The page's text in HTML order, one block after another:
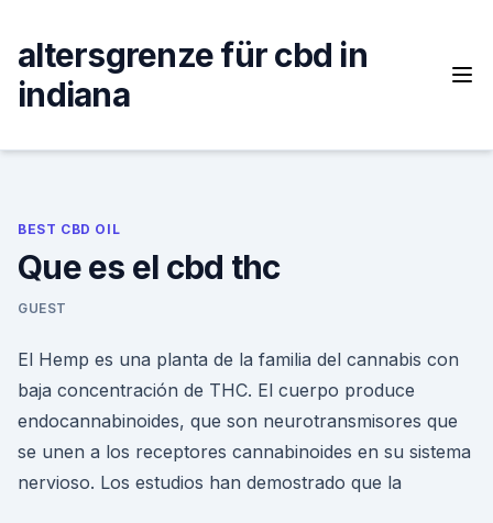
content
altersgrenze für cbd in
indiana
BEST CBD OIL
Que es el cbd thc
GUEST
El Hemp es una planta de la familia del cannabis con
baja concentración de THC. El cuerpo produce
endocannabinoides, que son neurotransmisores que
se unen a los receptores cannabinoides en su sistema
nervioso. Los estudios han demostrado que la